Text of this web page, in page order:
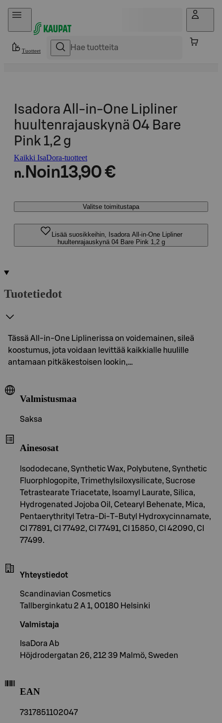
Hyppää sisältöön
Tuotteet
Isadora All-in-One Lipliner
huultenrajauskynä 04 Bare
Pink 1,2 g
Kaikki IsaDora-tuotteet
n. Noin13,90 €
Valitse toimitustapa
Lisää suosikkeihin, Isadora All-in-One Lipliner
huultenrajauskynä 04 Bare Pink 1,2 g
Tuotetiedot
Tässä All-in-One Liplinerissa on voidemainen, sileä
koostumus, jota voidaan levittää kaikkialle huulille
antamaan pitkäkestoisen lookin,…
Valmistusmaa
Saksa
Ainesosat
lsododecane, Synthetic Wax, Polybutene, Synthetic
Fluorphlogopite, Trimethylsiloxysilicate, Sucrose
Tetrastearate Triacetate, Isoamyl Laurate, Silica,
Hydrogenated Jojoba Oil, Cetearyl Behenate, Mica,
Pentaerythrityl Tetra-Di-T-Butyl Hydroxycinnamate,
CI 77891, CI 77492, CI 77491, CI 15850, CI 42090, CI
77499.
Yhteystiedot
Scandinavian Cosmetics
Tallberginkatu 2 A 1, 00180 Helsinki
Valmistaja
IsaDora Ab
Höjdrodergatan 26, 212 39 Malmö, Sweden
EAN
7317851102047